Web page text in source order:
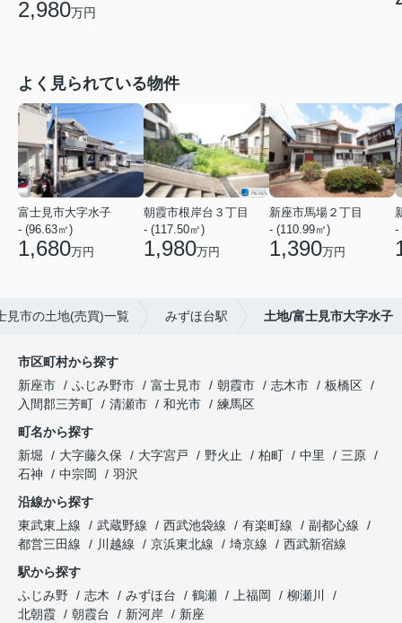
2,980万円
よく見られている物件
富士見市大字水子
- (96.63㎡)
1,680万円
朝霞市根岸台３丁目
- (117.50㎡)
1,980万円
新座市馬場２丁目
- (110.99㎡)
1,390万円
-
見市の土地(売買)一覧 みずほ台駅 土地/富士見市大字水子
市区町村から探す
新座市
ふじみ野市 富士見市 朝霞市 志木市
板橋区
入間郡三芳町
清瀬市 和光市
練馬区
町名から探す
新堀
大字藤久保 大字宮戸 野火止 柏町 中里
三原
石神
中宗岡
羽沢
沿線から探す
東武東上線
武蔵野線 西武池袋線 有楽町線
副都心線
都営三田線
川越線 京浜東北線 埼京線
西武新宿線
駅から探す
ふじみ野
志木 みずほ台 鶴瀬 上福岡
柳瀬川
北朝霞
朝霞台 新河岸 新座